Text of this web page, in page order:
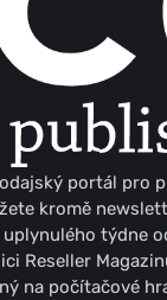
portál pro
kromě
týdne
Reseller
na počítačové